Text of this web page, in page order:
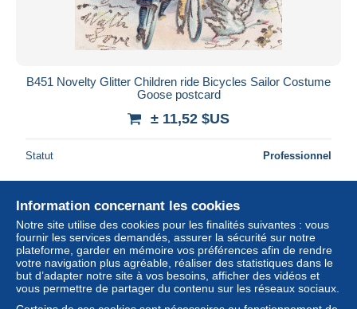
B451 Novelty Glitter Children ride Bicycles Sailor Costume
Goose postcard
± 11,52 $US
Statut Professionnel
Nouveau
Information concernant les cookies
Notre site utilise des cookies pour les finalités suivantes : vous
fournir les services demandés, assurer la sécurité sur notre
plateforme, garder en mémoire vos préférences afin de rendre
votre navigation plus agréable, réaliser des statistiques dans le
but d’adapter notre site à vos besoins, afficher des vidéos et
vous permettre de partager du contenu sur les réseaux sociaux.